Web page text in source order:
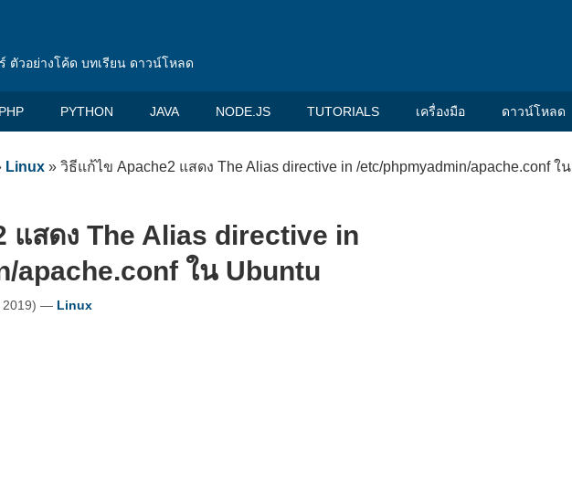
ตัวอย่างโค้ด บทเรียน ดาวน์โหลด
PHP PYTHON JAVA NODE.JS TUTORIALS เครื่องมือ ดาวน์โหลด
Linux » วิธีแก้ไข Apache2 แสดง The Alias directive in /etc/phpmyadmin/apache.conf ใน
แสดง The Alias directive in
apache.conf ใน Ubuntu
) — Linux